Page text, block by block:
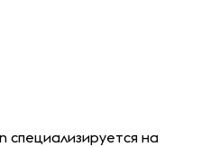
специализируется на